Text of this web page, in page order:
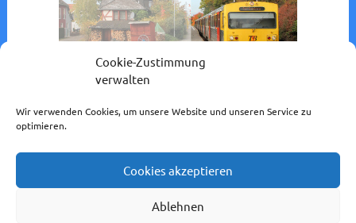
Cookie-Zustimmung
verwalten
Wir verwenden Cookies, um unsere Website und unseren Service zu
optimieren.
Cookies akzeptieren
Ablehnen